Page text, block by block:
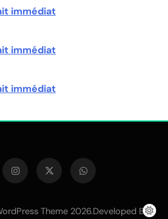
immédiat
immédiat
immédiat
Theme 2026.Developed By